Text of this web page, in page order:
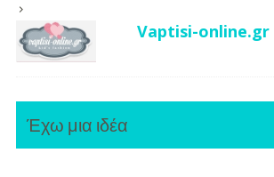
Vaptisi-online.gr
Έχω μια ιδέα